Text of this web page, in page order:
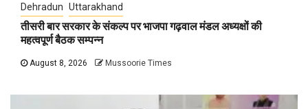
Dehradun Uttarakhand
तीसरी बार सरकार के संकल्प पर भाजपा गढ़वाल मंडल अध्यक्षों की
महत्वपूर्ण बैठक सम्पन्न
August 8, 2026 Mussoorie Times